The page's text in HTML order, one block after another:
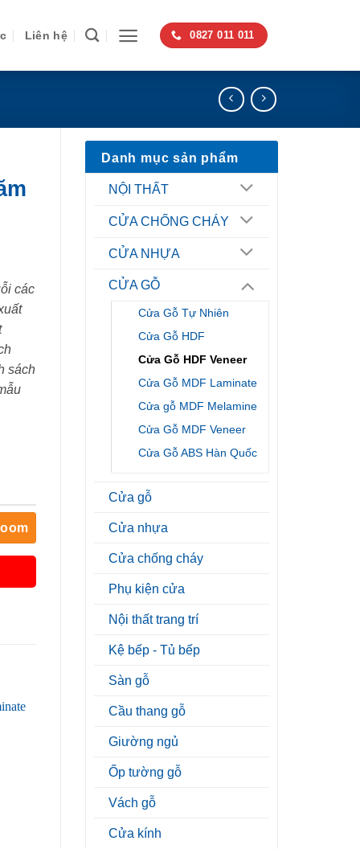
Liên hệ 0827 011 011
Danh mục sản phẩm
NỘI THẤT
CỬA CHỐNG CHÁY
CỬA NHỰA
CỬA GỖ
Cửa Gỗ Tự Nhiên
Cửa Gỗ HDF
Cửa Gỗ HDF Veneer
Cửa Gỗ MDF Laminate
Cửa gỗ MDF Melamine
Cửa Gỗ MDF Veneer
Cửa Gỗ ABS Hàn Quốc
Cửa gỗ
Cửa nhựa
Cửa chống cháy
Phụ kiện cửa
Nội thất trang trí
Kệ bếp - Tủ bếp
Sàn gỗ
Cầu thang gỗ
Giường ngủ
Ốp tường gỗ
Vách gỗ
Cửa kính
các
sách